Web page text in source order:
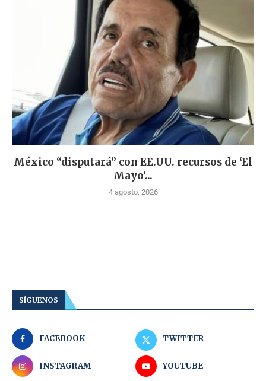
México “disputará” con EE.UU. recursos de ‘El
Mayo’...
4 agosto, 2026
SÍGUENOS
FACEBOOK TWITTER
INSTAGRAM YOUTUBE